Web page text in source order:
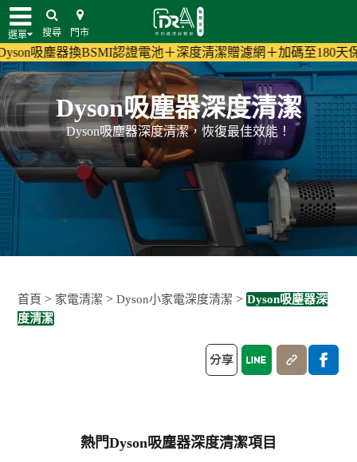
選單 搜尋 門市
器換BSMI認證電池＋深度清潔贈濾網＋加碼至180天保固!(活動
Dyson吸塵器深度清潔
Dyson吸塵器深度清潔，恢復最佳效能！
首頁 > 家電清潔 >Dyson小家電深度清潔 > Dyson吸塵器深
度清潔
熱門Dyson吸塵器深度清潔項目